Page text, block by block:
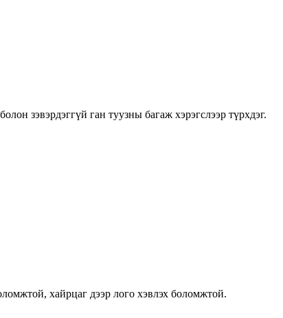
зэвэрдэггүй ган туузны багаж хэрэгслээр түрхдэг.
хайрцаг дээр лого хэвлэх боломжтой.